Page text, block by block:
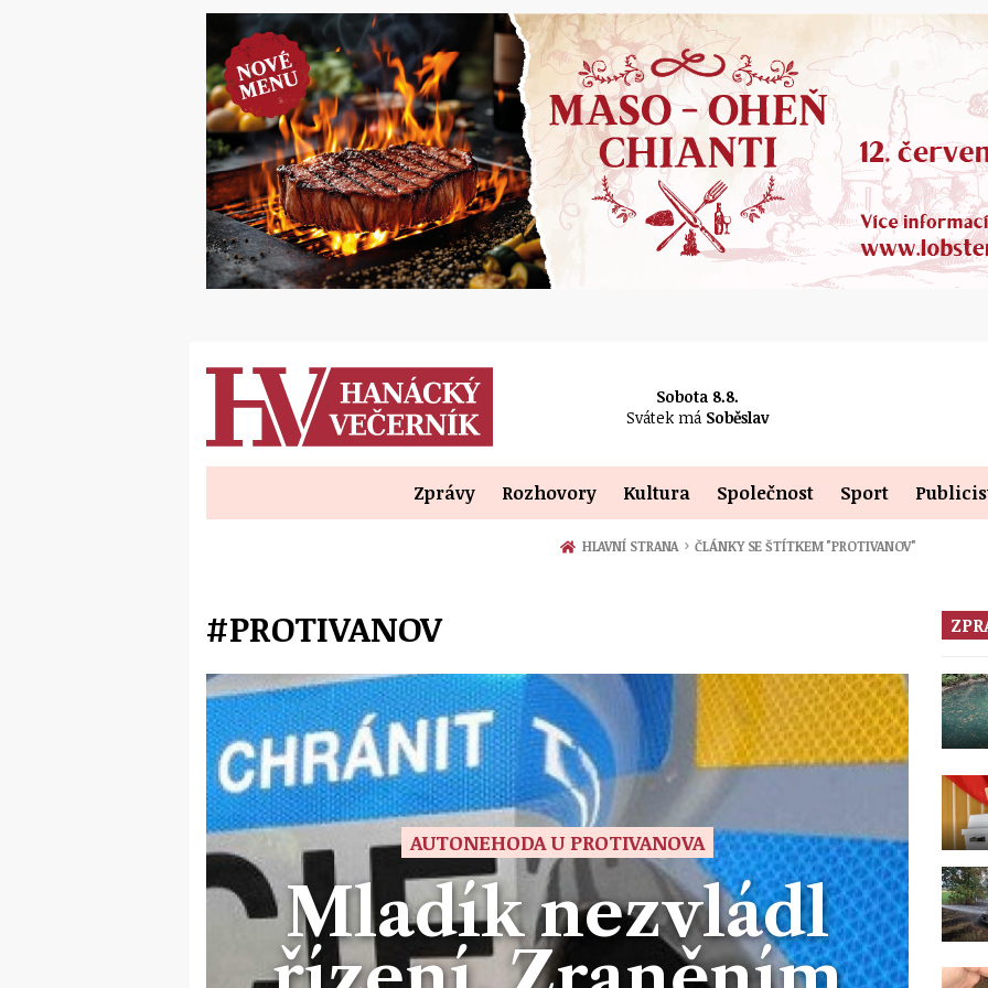
Sobota 8.8.
Svátek má Soběslav
Zprávy Rozhovory Kultura Společnost Sport
HLAVNÍ STRANA › ČLÁNKY SE ŠTÍTKEM "PROTIVANOV"
#PROTIVANOV
AUTONEHODA U PROTIVANOVA
Mladík nezvládl